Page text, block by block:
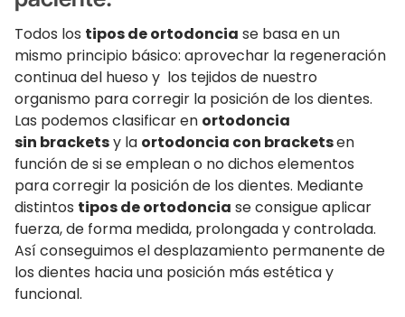
Todos los tipos de ortodoncia se basa en un
mismo principio básico: aprovechar la regeneración
continua del hueso y los tejidos de nuestro
organismo para corregir la posición de los dientes.
Las podemos clasificar en ortodoncia
sin bracketsy la ortodoncia con bracketsen
función de si se emplean o no dichos elementos
para corregir la posición de los dientes. Mediante
distintos tipos de ortodoncia se consigue aplicar
fuerza, de forma medida, prolongada y controlada.
Así conseguimos el desplazamiento permanente de
los dientes hacia una posición más estética y
funcional.